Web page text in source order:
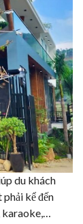
du khách
kể đến
karaoke,…